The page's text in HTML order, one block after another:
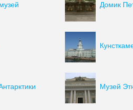
Домик
Музей